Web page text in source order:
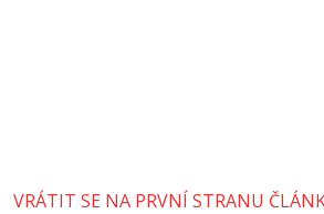
VRÁTIT SE NA PRVNÍ STRANU